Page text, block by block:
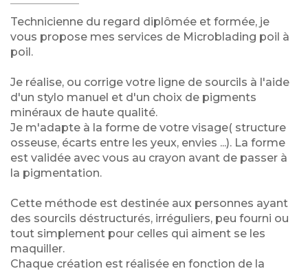
Technicienne du regard diplômée et formée, je
vous propose mes services de Microblading poil à
poil.
Je réalise, ou corrige votre ligne de sourcils à l'aide
d'un stylo manuel et d'un choix de pigments
minéraux de haute qualité.
Je m'adapte à la forme de votre visage( structure
osseuse, écarts entre les yeux, envies ...). La forme
est validée avec vous au crayon avant de passer à
la pigmentation.
Cette méthode est destinée aux personnes ayant
des sourcils déstructurés, irréguliers, peu fourni ou
tout simplement pour celles qui aiment se les
maquiller.
Chaque création est réalisée en fonction de la